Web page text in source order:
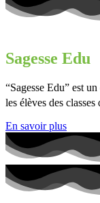
Sagesse Edu
“Sagesse Edu” est
les élèves des classes
En savoir plus